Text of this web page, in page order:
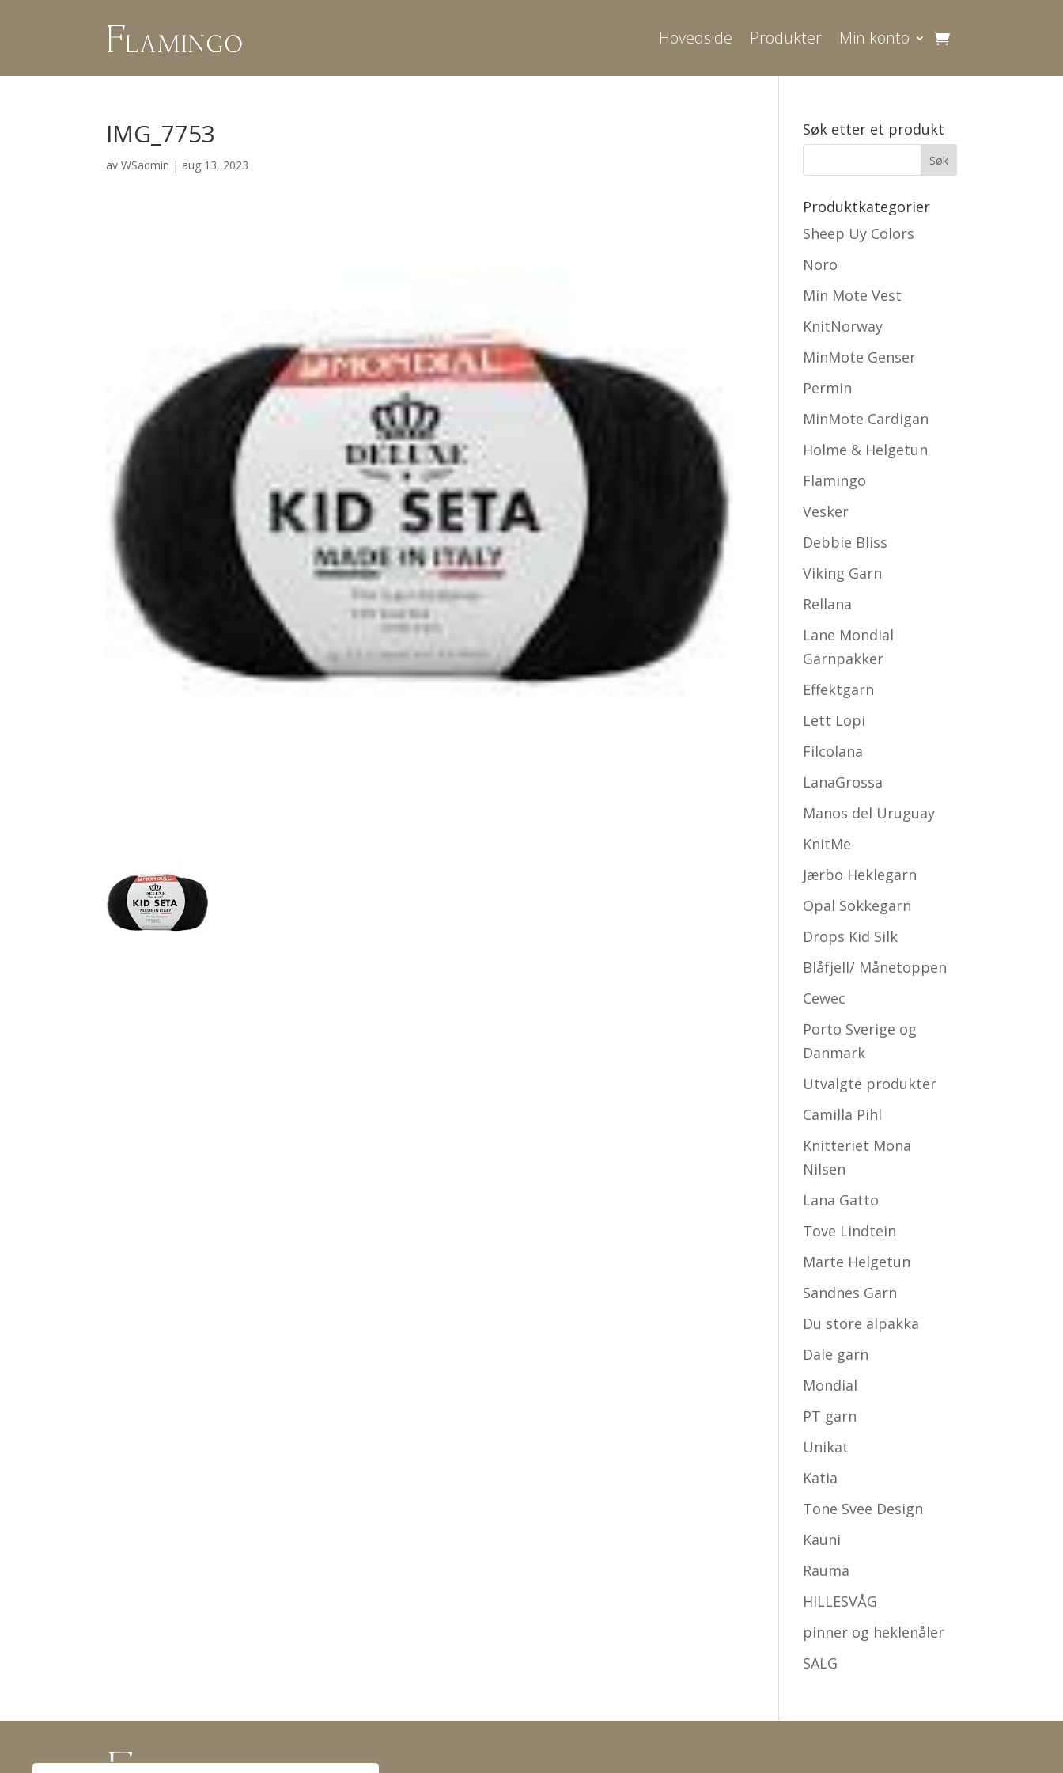
Hovedside Produkter Min konto
IMG_7753
avWSadmin | aug 13, 2023
Søk etter et produkt
Produktkategorier
Sheep Uy Colors
Noro
Min Mote Vest
KnitNorway
MinMote Genser
Permin
MinMote Cardigan
Holme & Helgetun
Flamingo
Vesker
Debbie Bliss
Viking Garn
Rellana
Lane Mondial
Garnpakker
Effektgarn
Lett Lopi
Filcolana
LanaGrossa
Manos del Uruguay
KnitMe
Jærbo Heklegarn
Opal Sokkegarn
Drops Kid Silk
Blåfjell/ Månetoppen
Cewec
Porto Sverige og
Danmark
Utvalgte produkter
Camilla Pihl
Knitteriet Mona
Nilsen
Lana Gatto
Tove Lindtein
Marte Helgetun
Sandnes Garn
Du store alpakka
Dale garn
Mondial
PT garn
Unikat
Katia
Tone Svee Design
Kauni
Rauma
HILLESVÅG
pinner og heklenåler
SALG